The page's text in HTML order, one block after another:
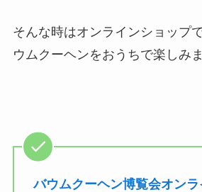
そんな時はオンラインショップ
ウムクーヘンをおうちで楽しみ
バウムクーヘン博覧会オン